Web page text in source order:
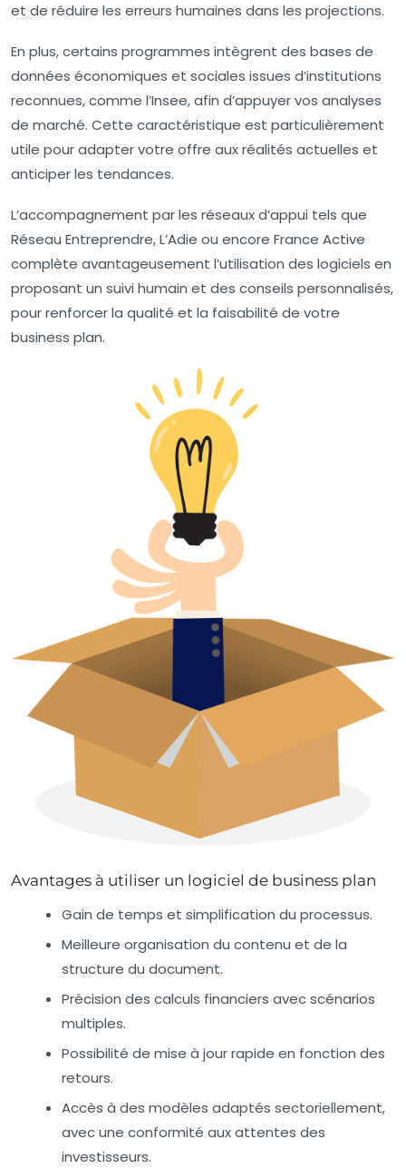
et de réduire les erreurs humaines dans les projections.
En plus, certains programmes intègrent des bases de
données économiques et sociales issues d’institutions
reconnues, comme l’Insee, afin d’appuyer vos analyses
de marché. Cette caractéristique est particulièrement
utile pour adapter votre offre aux réalités actuelles et
anticiper les tendances.
L’accompagnement par les réseaux d’appui tels que
Réseau Entreprendre, L’Adie ou encore France Active
complète avantageusement l’utilisation des logiciels en
proposant un suivi humain et des conseils personnalisés,
pour renforcer la qualité et la faisabilité de votre
business plan.
Avantages à utiliser un logiciel de business plan
Gain de temps et simplification du processus.
Meilleure organisation du contenu et de la
structure du document.
Précision des calculs financiers avec scénarios
multiples.
Possibilité de mise à jour rapide en fonction des
retours.
Accès à des modèles adaptés sectoriellement,
avec une conformité aux attentes des
investisseurs.